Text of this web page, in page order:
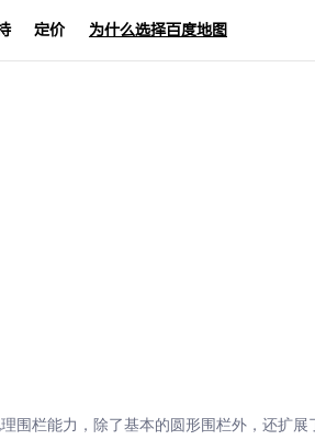
定价 为什么选择百度地图
围栏能力，除了基本的圆形围栏外，还扩